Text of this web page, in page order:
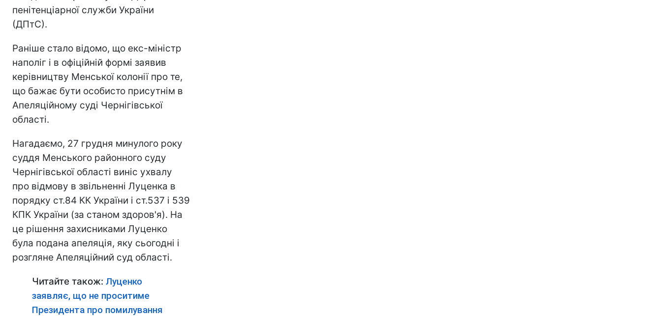
пенітенціарної служби України
(ДПтС).
Раніше стало відомо, що екс-міністр
наполіг і в офіційній формі заявив
керівництву Менської колонії про те,
що бажає бути особисто присутнім в
Апеляційному суді Чернігівської
області.
Нагадаємо, 27 грудня минулого року
суддя Менського районного суду
Чернігівської області виніс ухвалу
про відмову в звільненні Луценка в
порядку ст.84 КК України і ст.537 і 539
КПК України (за станом здоров'я). На
це рішення захисниками Луценко
була подана апеляція, яку сьогодні і
розгляне Апеляційний суд області.
Читайте також: Луценко
заявляє, що не проситиме
Президента про помилування